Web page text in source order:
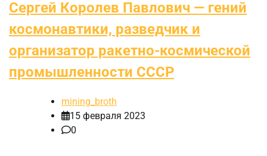
Сергей Королев Павлович — гений
космонавтики, разведчик и
организатор ракетно-космической
промышленности СССР
mining_broth
15 февраля 2023
0